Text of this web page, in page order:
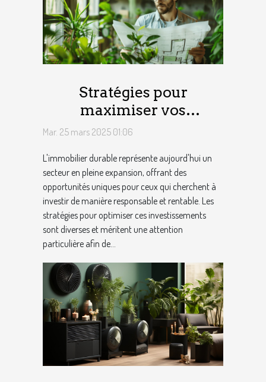
Stratégies pour
maximiser vos
investissements dans
Mar. 25 mars 2025 01:06
L'immobilier durable représente aujourd'hui un
secteur en pleine expansion, offrant des
opportunités uniques pour ceux qui cherchent à
investir de manière responsable et rentable. Les
stratégies pour optimiser ces investissements
sont diverses et méritent une attention
particulière afin de...